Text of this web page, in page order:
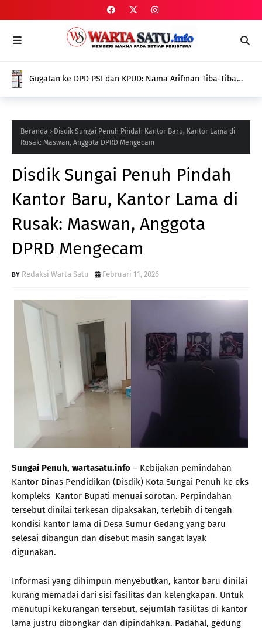
Gugatan ke DPD PSI dan KPUD: Nama Arifman Tiba-Tiba
Beranda
Disdik Sungai Penuh Pindah Kantor Baru, Kantor Lama di
Rusak: Maswan, Anggota DPRD Mengecam
Disdik Sungai Penuh Pindah
Kantor Baru, Kantor Lama di
Rusak: Maswan, Anggota
DPRD Mengecam
Redaksi Warta Satu Februari 11, 2026
Sungai Penuh, wartasatu.info – Kebijakan pemindahan
Kantor Dinas Pendidikan (Disdik) Kota Sungai Penuh ke eks
kompleks Kantor Bupati menuai sorotan. Perpindahan
tersebut dinilai terkesan dipaksakan, terlebih di tengah
kondisi kantor lama di Desa Sumur Gedang yang baru
selesai dibangun dan disebut masih sangat layak
digunakan.
Informasi yang dihimpun menyebutkan, kantor baru dinilai
kurang memadai dari sisi fasilitas dan kelengkapan. Untuk
menutupi kekurangan tersebut, sejumlah fasilitas di kantor
lama justru dibongkar dan dipindahkan. Padahal, gedung